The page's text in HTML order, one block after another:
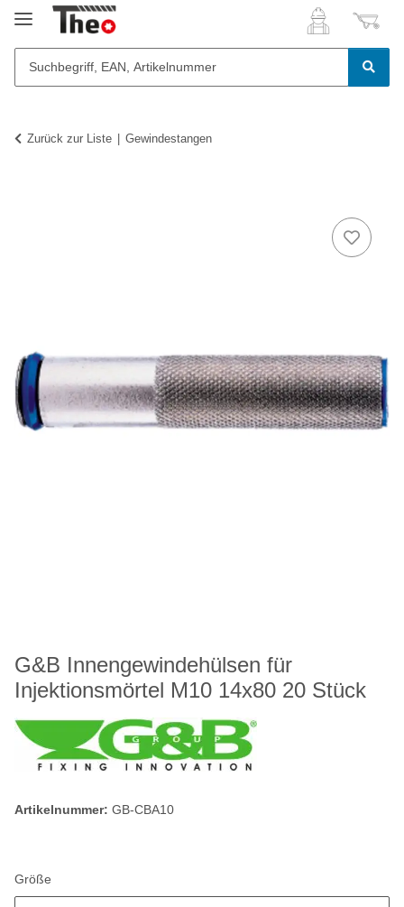
Zurück zur Liste Gewindestangen
G&B Innengewindehülsen für
Injektionsmörtel M10 14x80 20 Stück
Artikelnummer: GB-CBA10
Größe